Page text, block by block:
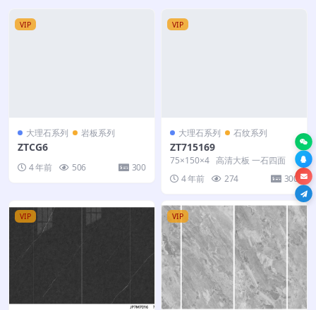
VIP
大理石系列 岩板系列
ZTCG6
4 年前 506 300
VIP
大理石系列 石纹系列
ZT715169
75×150×4 高清大板 一石四面
4 年前
274 300
VIP VIP